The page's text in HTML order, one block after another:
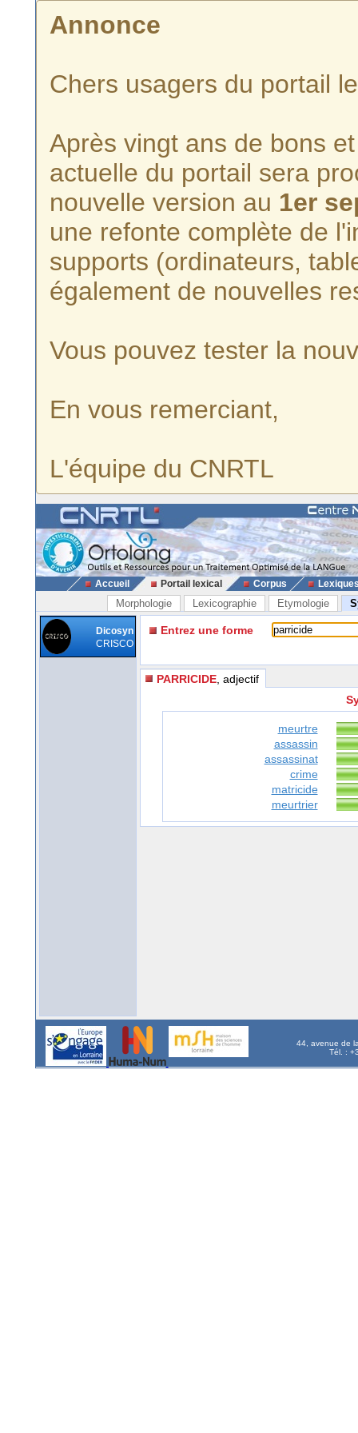
Annonce
Chers usagers du portail
Après vingt ans de bons
actuelle du portail sera
nouvelle version au 1er
une refonte complète de
supports (ordinateurs,
également de nouvelles
Vous pouvez tester la
En vous remerciant,
L'équipe du CNRTL
Accueil Portail lexical Corpus
Morphologie Lexicographie Etymologie
Dicosyn
CRISCO
Entrez une forme
PARRICIDE , adjectif
meurtre
assassin
assassinat
crime
matricide
meurtrier
44, avenue de
Tél. :